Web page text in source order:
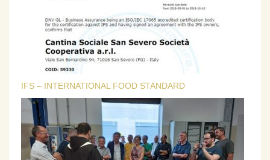
IFS – INTERNATIONAL FOOD STANDARD